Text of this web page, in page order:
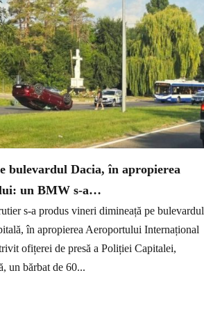
bulevardul Dacia, în apropierea
un BMW s-a…
s-a produs vineri dimineață pe bulevardul
în apropierea Aeroportului Internațional
ofițerei de presă a Poliției Capitalei,
un bărbat de 60...